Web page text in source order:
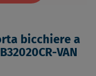
bicchiere a
VAN